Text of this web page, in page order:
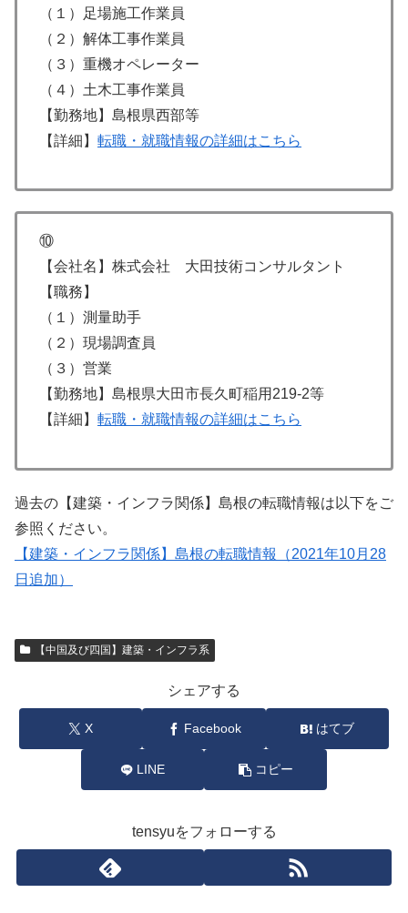
（１）足場施工作業員
（２）解体工事作業員
（３）重機オペレーター
（４）土木工事作業員
【勤務地】島根県西部等
【詳細】 転職・就職情報の詳細はこちら
⑩
【会社名】株式会社 大田技術コンサルタント
【職務】
（１）測量助手
（２）現場調査員
（３）営業
【勤務地】島根県大田市長久町稲用219-2等
【詳細】 転職・就職情報の詳細はこちら
過去の【建築・インフラ関係】島根の転職情報は以下をご
参照ください。
【建築・インフラ関係】島根の転職情報（2021年10月28
日追加）
【中国及び四国】建築・インフラ系
シェアする
X Facebook はてブ
LINE コピー
tensyuをフォローする